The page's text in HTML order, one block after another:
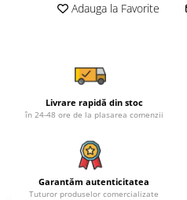
Adauga la Favorite
Livrare rapidă din stoc
în 24-48 ore de la plasarea comenzii
Garantăm autenticitatea
Tuturor produselor comercializate